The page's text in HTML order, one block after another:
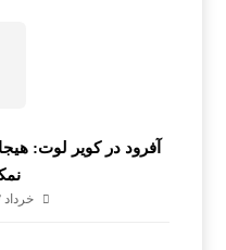
آفرود در کویر لوت:
خرداد ۷, ۱۴۰۴